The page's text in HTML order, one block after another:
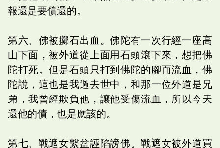
報還是要償還的。
第六、佛被擲石出血。佛陀有一次行經一座高
山下面，被外道從上面用石頭滾下來，想把佛
陀打死。但是石頭只打到佛陀的腳而流血，佛
陀說，這也是我過去世中，和那一位外道是兄
弟，我曾經欺負他，讓他受傷流血，所以今天
還他的債，也是應該的。
第七、戰遮女繫盆誣陷謗佛。戰遮女被外道買